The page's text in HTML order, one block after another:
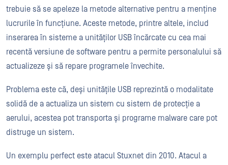
trebuie să se apeleze la metode alternative pentru a menține
lucrurile în funcțiune. Aceste metode, printre altele, includ
inserarea în sisteme a unităților USB încărcate cu cea mai
recentă versiune de software pentru a permite personalului să
actualizeze și să repare programele învechite.
Problema este că, deși unitățile USB reprezintă o modalitate
solidă de a actualiza un sistem cu sistem de protecție a
aerului, acestea pot transporta și programe malware care pot
distruge un sistem.
Un exemplu perfect este atacul Stuxnet din 2010. Atacul a